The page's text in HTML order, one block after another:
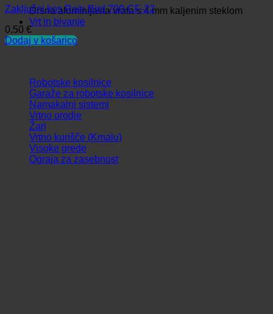
Drsna aluminijasta vrata s 4 mm kaljenim steklom
Vrt in bivanje
Robotske kosilnice
Garaže za robotske kosilnice
Namakalni sistemi
Vrtno orodje
Žari
Vrtno kurišče (Kmalu)
Visoke grede
Ograja za zasebnost
Zaključni kos Rain Bird 700-CF-22
0,50 €
Dodaj v košarico